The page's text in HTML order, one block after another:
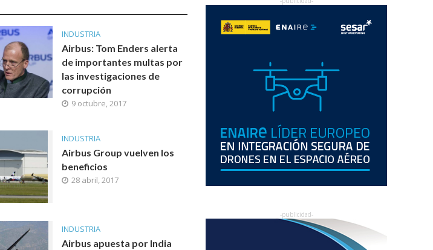
INDUSTRIA
Airbus: Tom Enders alerta
de importantes multas por
las investigaciones de
corrupción
9 octubre, 2017
INDUSTRIA
Airbus Group vuelven los
beneficios
28 abril, 2017
INDUSTRIA
Airbus apuesta por India